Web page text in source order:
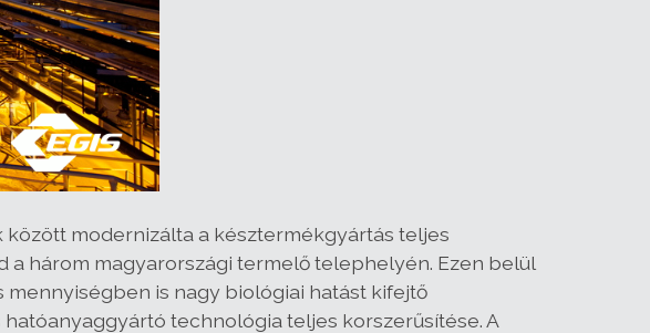
modernizálta a késztermékgyártás teljes
három magyarországi termelő telephelyén. Ezen belül
is nagy biológiai hatást kifejtő
technológia teljes korszerűsítése. A